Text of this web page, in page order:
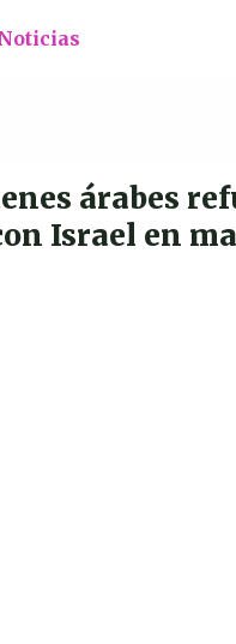
Ir al contenido principal
árabes
Israel en